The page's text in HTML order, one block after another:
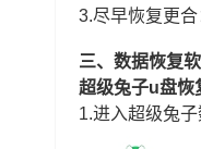
3.尽早恢复更
三、数据恢复
超级兔子u盘恢
1.进入超级兔